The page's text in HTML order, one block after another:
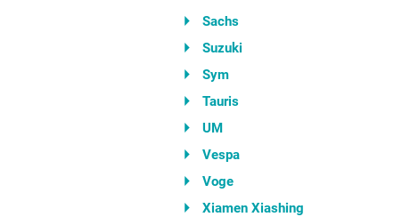
Sachs
Suzuki
Sym
Tauris
UM
Vespa
Voge
Xiamen Xiashing